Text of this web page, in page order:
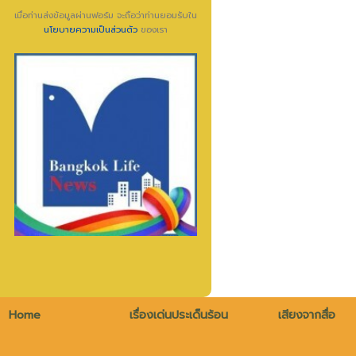
เมื่อท่านส่งข้อมูลผ่านฟอร์ม จะถือว่าท่านยอมรับใน
นโยบายความเป็นส่วนตัว ของเรา
Home เรื่องเด่นประเด็นร้อน เสียงจากสื่อ